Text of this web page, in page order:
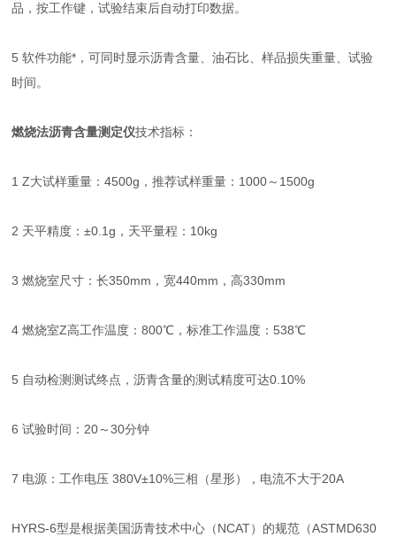
品，按工作键，试验结束后自动打印数据。
5 软件功能*，可同时显示沥青含量、油石比、样品损失重量、试验
时间。
燃烧法沥青含量测定仪技术指标：
1 Z大试样重量：4500g，推荐试样重量：1000～1500g
2 天平精度：±0.1g，天平量程：10kg
3 燃烧室尺寸：长350mm，宽440mm，高330mm
4 燃烧室Z高工作温度：800℃，标准工作温度：538℃
5 自动检测测试终点，沥青含量的测试精度可达0.10%
6 试验时间：20～30分钟
7 电源：工作电压 380V±10%三相（星形），电流不大于20A
HYRS-6型是根据美国沥青技术中心（NCAT）的规范（ASTMD630